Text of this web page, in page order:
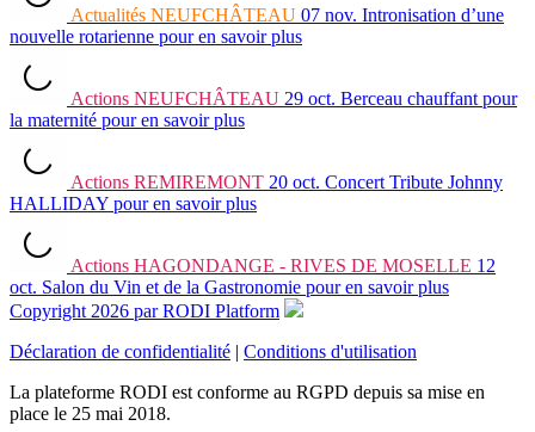
Actualités NEUFCHÂTEAU 07 nov. Intronisation d’une
nouvelle rotarienne pour en savoir plus
Actions NEUFCHÂTEAU 29 oct. Berceau chauffant pour
la maternité pour en savoir plus
Actions REMIREMONT 20 oct. Concert Tribute Johnny
HALLIDAY pour en savoir plus
Actions HAGONDANGE - RIVES DE MOSELLE 12
oct. Salon du Vin et de la Gastronomie pour en savoir plus
Copyright 2026 par RODI Platform
Déclaration de confidentialité | Conditions d'utilisation
La plateforme RODI est conforme au RGPD depuis sa mise en
place le 25 mai 2018.